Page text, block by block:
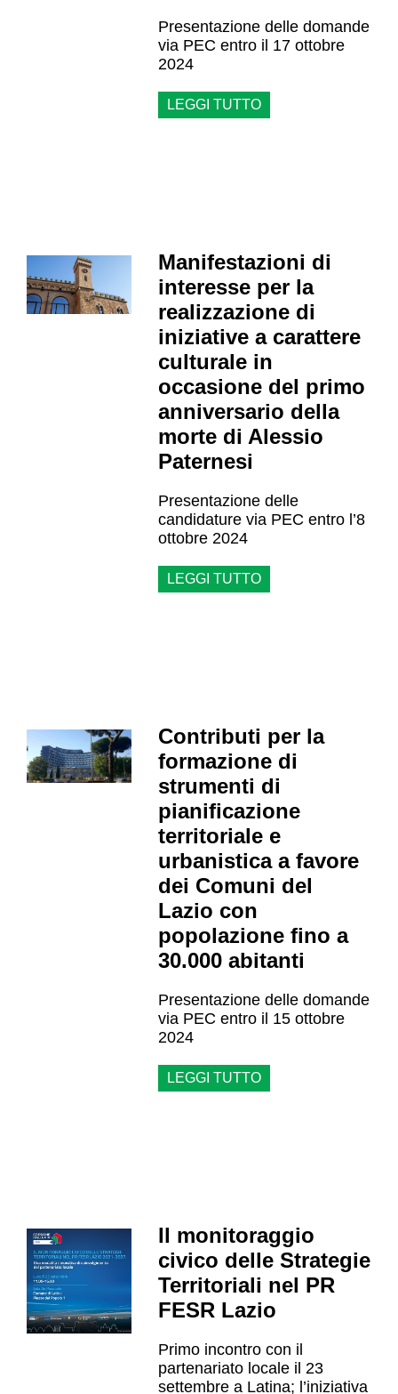
Presentazione delle domande
via PEC entro il 17 ottobre
2024
LEGGI TUTTO
Manifestazioni di
interesse per la
realizzazione di
iniziative a carattere
culturale in
occasione del primo
anniversario della
morte di Alessio
Paternesi
Presentazione delle
candidature via PEC entro l’8
ottobre 2024
LEGGI TUTTO
Contributi per la
formazione di
strumenti di
pianificazione
territoriale e
urbanistica a favore
dei Comuni del
Lazio con
popolazione fino a
30.000 abitanti
Presentazione delle domande
via PEC entro il 15 ottobre
2024
LEGGI TUTTO
Il monitoraggio
civico delle Strategie
Territoriali nel PR
FESR Lazio
Primo incontro con il
partenariato locale il 23
settembre a Latina; l’iniziativa